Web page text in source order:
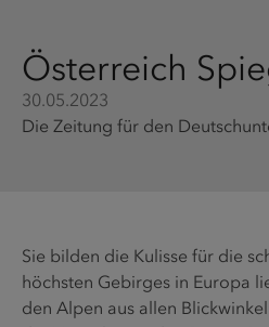
Österreich
30.05.2023
Die Zeitung für den
Sie bilden die Kulisse für die
höchsten Gebirges in Europa
den Alpen aus allen